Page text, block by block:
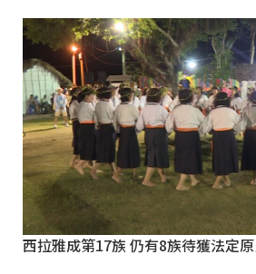
西拉雅成第17族 仍有8族待獲法定